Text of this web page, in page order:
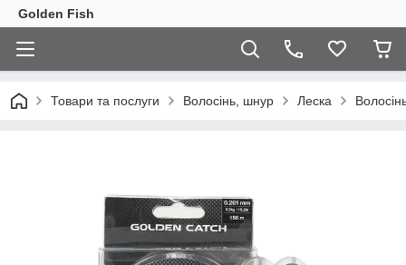
Golden Fish
Товари та послуги Волосінь, шнур Леска